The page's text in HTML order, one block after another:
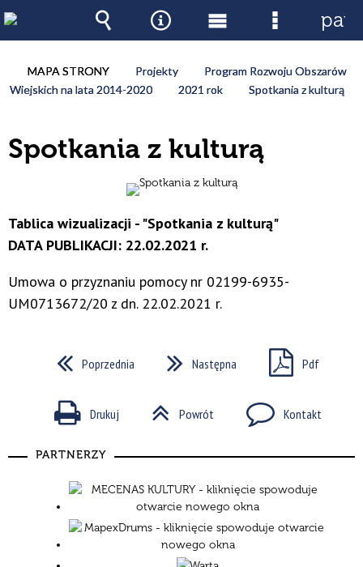
MAPA STRONY Projekty
Program Rozwoju Obszarów
Wiejskich na lata 2014-2020
2021 rok Spotkania z kulturą
Spotkania z kulturą
Tablica wizualizacji - "Spotkania z kulturą"
DATA PUBLIKACJI: 22.02.2021 r.
Umowa o przyznaniu pomocy nr 02199-6935-
UM0713672/20 z dn. 22.02.2021 r.
Poprzednia Następna Pdf
Drukuj Powrót Kontakt
Wyszukiwarka
Narzędzia
Menu
główne
Menu